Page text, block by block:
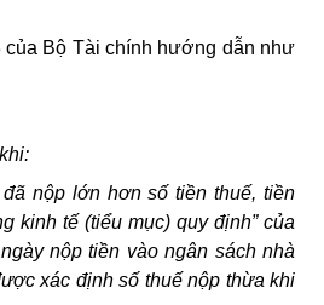
của Bộ Tài chính hướng dẫn như
nộp lớn hơn số tiền thuế, tiền
kinh tế (tiểu mục) quy định” của
nộp tiền vào ngân sách nhà
xác định số thuế nộp thừa khi